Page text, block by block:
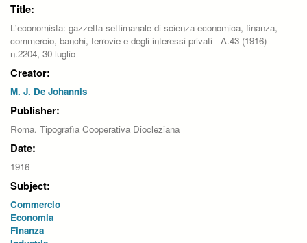
Title:
L'economista: gazzetta settimanale di scienza economica, finanza,
commercio, banchi, ferrovie e degli interessi privati - A.43 (1916)
n.2204, 30 luglio
Creator:
M. J. De Johannis
Publisher:
Roma. Tipografìa Cooperativa Diocleziana
Date:
1916
Subject:
Commercio
Economia
Finanza